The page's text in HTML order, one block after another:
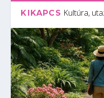
KIKAPCS Kultúra,